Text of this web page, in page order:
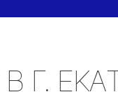
в г.